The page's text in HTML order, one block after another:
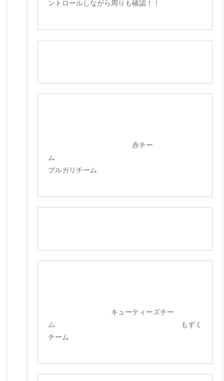
ントロールしながら周りも確認！！
赤チー
ム
ブルガリチーム
キューティーズチー
ム もずく
チーム